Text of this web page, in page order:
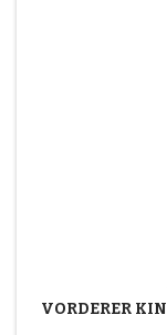
VORDERER